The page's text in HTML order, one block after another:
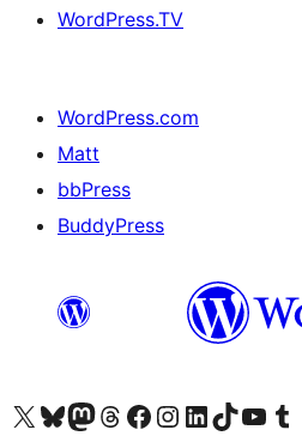
WordPress.TV
WordPress.com
Matt
bbPress
BuddyPress
Visit our X (formerly Twitter) account
Visit our Bluesky account
Επισκεφθείτε τον λογαριασμό μας στο Mastodon
Visit our Threads account
Επισκεφτείτε τη σελίδα μας στο Facebook
Επισκεφθείτε τον λογαριασμό μας Instagram
Επισκεφθείτε τον λογαριασμό μας LinkedIn
Visit our TikTok account
Visit our Visit